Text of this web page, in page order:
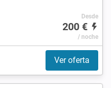
Desde
200 €
/ noche
Ver oferta